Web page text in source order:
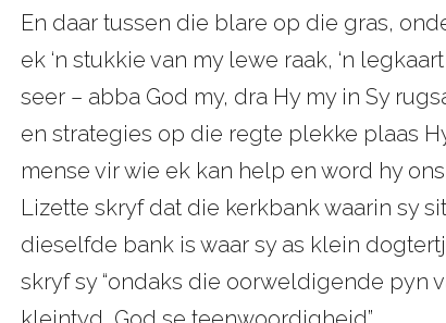
En daar tussen die blare op die gras,
ek ‘n stukkie van my lewe raak, ‘n
seer – abba God my, dra Hy my in Sy
en strategies op die regte plekke plaas
mense vir wie ek kan help en word hy
Lizette skryf dat die kerkbank waarin sy
dieselfde bank is waar sy as klein
skryf sy “ondaks die oorweldigende pyn